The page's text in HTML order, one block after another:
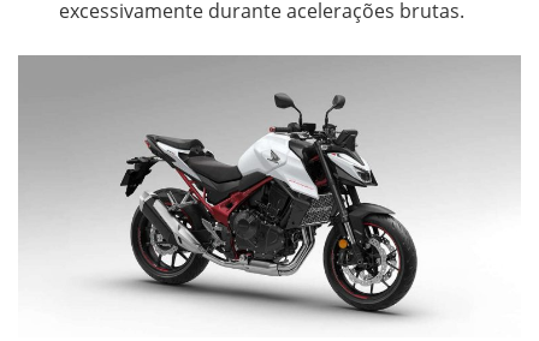
excessivamente durante acelerações brutas.